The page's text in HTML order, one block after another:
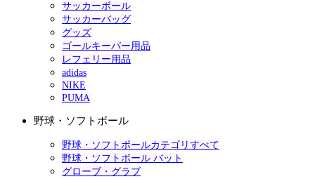
サッカーボール
サッカーバッグ
グッズ
ゴールキーパー用品
レフェリー用品
adidas
NIKE
PUMA
野球・ソフトボール
野球・ソフトボールカテゴリすべて
野球・ソフトボール バット
グローブ・グラブ